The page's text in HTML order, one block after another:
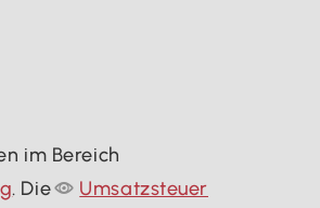
im Bereich
. Die Umsatzsteuer